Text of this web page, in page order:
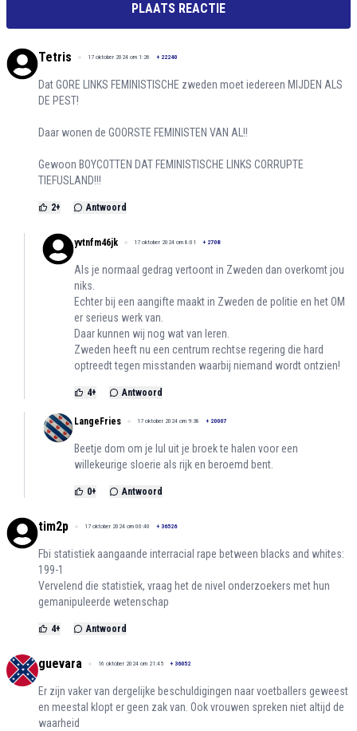
PLAATS REACTIE
Tetris 17 oktober 2024 om 1:26 + 22240
Dat GORE LINKS FEMINISTISCHE zweden moet iedereen MIJDEN ALS
DE PEST!
Daar wonen de GOORSTE FEMINISTEN VAN AL!!
Gewoon BOYCOTTEN DAT FEMINISTISCHE LINKS CORRUPTE
TIEFUSLAND!!!
2+ Antwoord
yvtnfm46jk 17 oktober 2024 om 8:01 + 2708
Als je normaal gedrag vertoont in Zweden dan overkomt jou
niks.
Echter bij een aangifte maakt in Zweden de politie en het OM
er serieus werk van.
Daar kunnen wij nog wat van leren.
Zweden heeft nu een centrum rechtse regering die hard
optreedt tegen misstanden waarbij niemand wordt ontzien!
4+ Antwoord
LangeFries 17 oktober 2024 om 9:38 + 20007
Beetje dom om je lul uit je broek te halen voor een
willekeurige sloerie als rijk en beroemd bent.
0+ Antwoord
tim2p 17 oktober 2024 om 00:40 + 36526
Fbi statistiek aangaande interracial rape between blacks and whites:
199-1
Vervelend die statistiek, vraag het de nivel onderzoekers met hun
gemanipuleerde wetenschap
4+ Antwoord
guevara 16 oktober 2024 om 21:45 + 36052
Er zijn vaker van dergelijke beschuldigingen naar voetballers geweest
en meestal klopt er geen zak van. Ook vrouwen spreken niet altijd de
waarheid